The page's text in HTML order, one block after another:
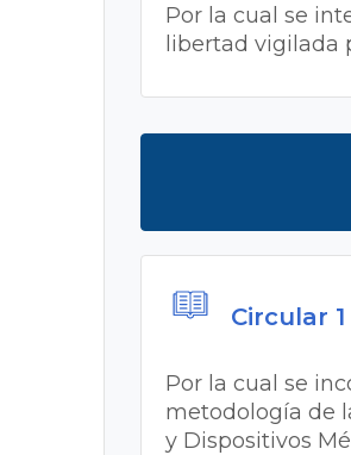
Por la cual se
libertad vigilada
Circular
Por la cual se
metodología de
y Dispositivos